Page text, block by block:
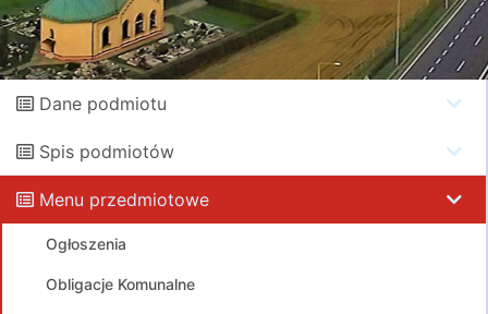
Dane podmiotu
Spis podmiotów
Menu przedmiotowe
Ogłoszenia
Obligacje Komunalne